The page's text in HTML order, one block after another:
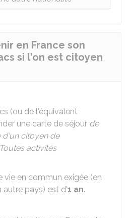
en France son
si l'on est citoyen
(ou de l'équivalent
une carte de séjour de
citoyen de
activités
vie en commun exigée (en
autre pays) est d'1 an.